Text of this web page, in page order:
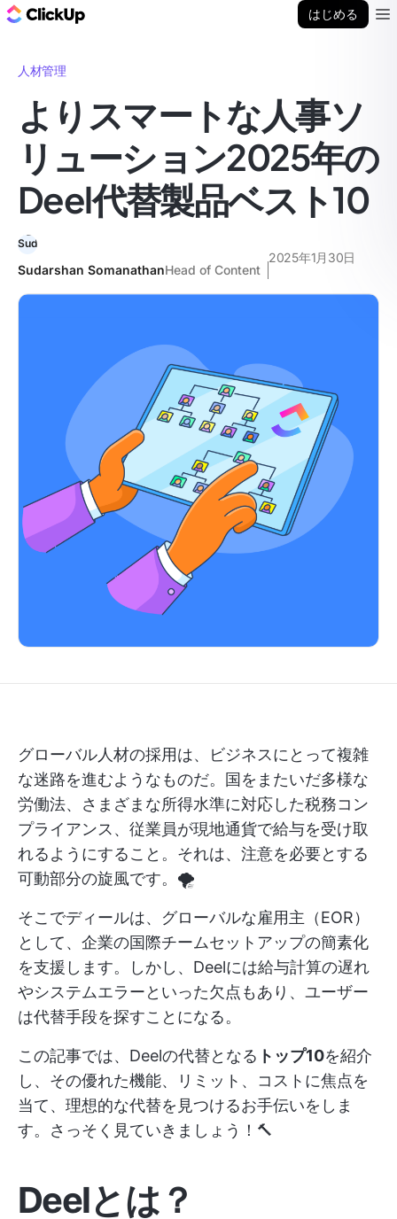
はじめる
人材管理
よりスマートな人事ソ
リューション2025年の
Deel代替製品ベスト10
Sudarshan SomanathanHead of Content
2025年1月30日
グローバル人材の採用は、ビジネスにとって複雑
な迷路を進むようなものだ。国をまたいだ多様な
労働法、さまざまな所得水準に対応した税務コン
プライアンス、従業員が現地通貨で給与を受け取
れるようにすること。それは、注意を必要とする
可動部分の旋風です。🌪️
そこでディールは、グローバルな雇用主（EOR）
として、企業の国際チームセットアップの簡素化
を支援します。しかし、Deelには給与計算の遅れ
やシステムエラーといった欠点もあり、ユーザー
は代替手段を探すことになる。
この記事では、Deelの代替となる トップ10を紹介
し、その優れた機能、リミット、コストに焦点を
当て、理想的な代替を見つけるお手伝いをしま
す。さっそく見ていきましょう！🔨
Deelとは？